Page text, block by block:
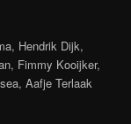
Hendrik Dijk,
Fimmy Kooijker,
Aafje Terlaak